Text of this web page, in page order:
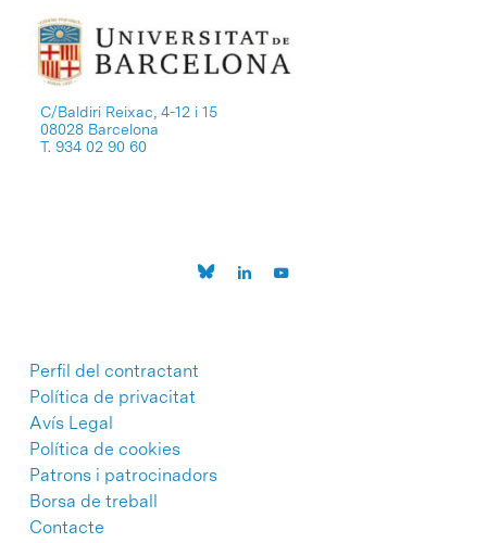
C/Baldiri Reixac, 4-12 i 15
08028 Barcelona
T. 934 02 90 60
Perfil del contractant
Política de privacitat
Avís Legal
Política de cookies
Patrons i patrocinadors
Borsa de treball
Contacte